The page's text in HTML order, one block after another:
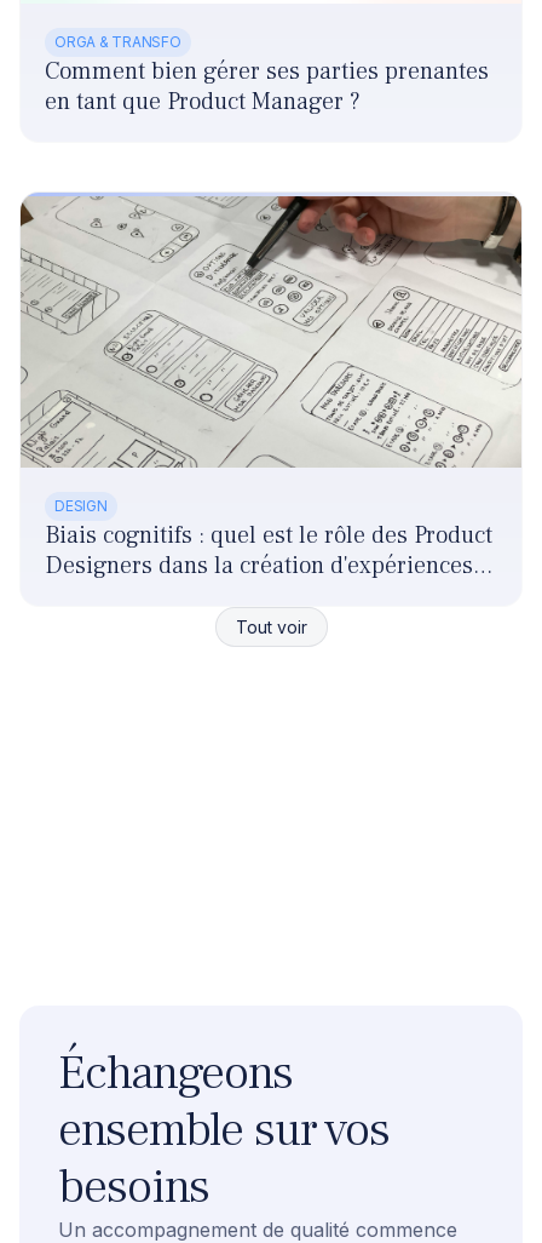
Tout voir
ORGA & TRANSFO
Comment bien gérer ses parties prenantes
en tant que Product Manager ?
DESIGN
Biais cognitifs : quel est le rôle des Product
Designers dans la création d'expériences
Échangeons
ensemble sur vos
besoins
Un accompagnement de qualité commence